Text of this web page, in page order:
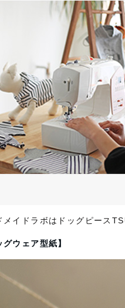
イドラボはドッグピース
ウェア型紙】